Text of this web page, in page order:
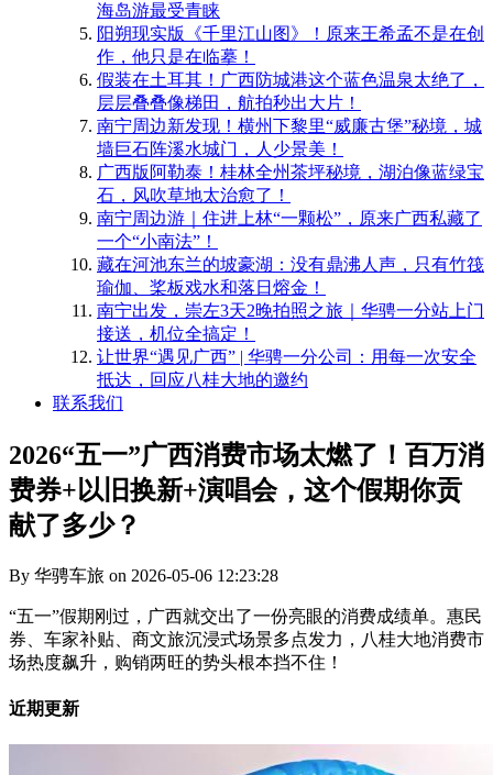
海岛游最受青睐
阳朔现实版《千里江山图》！原来王希孟不是在创
作，他只是在临摹！
​假装在土耳其！广西防城港这个蓝色温泉太绝了，
层层叠叠像梯田，航拍秒出大片！
南宁周边新发现！横州下黎里“威廉古堡”秘境，城
墙巨石阵溪水城门，人少景美！
​广西版阿勒泰！桂林全州茶坪秘境，湖泊像蓝绿宝
石，风吹草地太治愈了！
南宁周边游｜住进上林“一颗松”，原来广西私藏了
一个“小南法”！
藏在河池东兰的坡豪湖：没有鼎沸人声，只有竹筏
瑜伽、桨板戏水和落日熔金！
南宁出发，崇左3天2晚拍照之旅｜华骋一分站上门
接送，机位全搞定！
​让世界“遇见广西” | 华骋一分公司：用每一次安全
抵达，回应八桂大地的邀约
联系我们
2026“五一”广西消费市场太燃了！百万消
费券+以旧换新+演唱会，这个假期你贡
献了多少？
By 华骋车旅 on 2026-05-06 12:23:28
“五一”假期刚过，广西就交出了一份亮眼的消费成绩单。惠民
券、车家补贴、商文旅沉浸式场景多点发力，八桂大地消费市
场热度飙升，购销两旺的势头根本挡不住！
近期更新